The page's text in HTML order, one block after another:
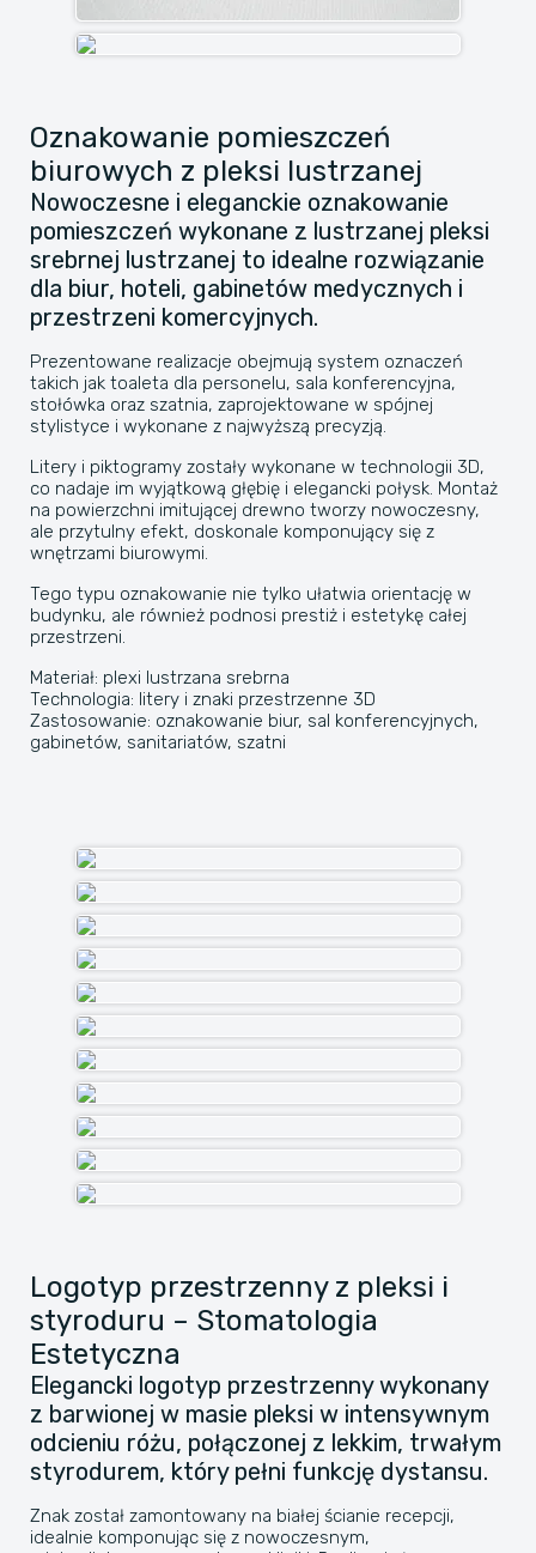
Oznakowanie pomieszczeń
biurowych z pleksi lustrzanej
Nowoczesne i eleganckie oznakowanie
pomieszczeń wykonane z lustrzanej pleksi
srebrnej lustrzanej to idealne rozwiązanie
dla biur, hoteli, gabinetów medycznych i
przestrzeni komercyjnych.
Prezentowane realizacje obejmują system oznaczeń
takich jak toaleta dla personelu, sala konferencyjna,
stołówka oraz szatnia, zaprojektowane w spójnej
stylistyce i wykonane z najwyższą precyzją.
Litery i piktogramy zostały wykonane w technologii 3D,
co nadaje im wyjątkową głębię i elegancki połysk. Montaż
na powierzchni imitującej drewno tworzy nowoczesny,
ale przytulny efekt, doskonale komponujący się z
wnętrzami biurowymi.
Tego typu oznakowanie nie tylko ułatwia orientację w
budynku, ale również podnosi prestiż i estetykę całej
przestrzeni.
Materiał: plexi lustrzana srebrna
Technologia: litery i znaki przestrzenne 3D
Zastosowanie: oznakowanie biur, sal konferencyjnych,
gabinetów, sanitariatów, szatni
Logotyp przestrzenny z pleksi i
styroduru – Stomatologia
Estetyczna
Elegancki logotyp przestrzenny wykonany
z barwionej w masie pleksi w intensywnym
odcieniu różu, połączonej z lekkim, trwałym
styrodurem, który pełni funkcję dystansu.
Znak został zamontowany na białej ścianie recepcji,
idealnie komponując się z nowoczesnym,